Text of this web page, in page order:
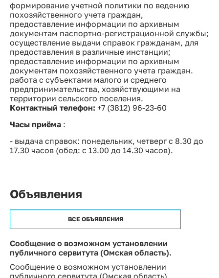
формирование учетной политики по ведению
похозяйственного учета граждан,
предоставление информации по архивным
документам паспортно-регистрационной службы;
осуществление выдачи справок гражданам, для
предоставления в различные инстанции;
предоставление информации по архивным
документам похозяйственного учета граждан.
работа с субъектами малого и среднего
предпринимательства, хозяйствующими на
территории сельского поселения.
Контактный телефон: +7 (3812) 96-23-60
Часы приёма :
- выдача справок: понедельник, четверг с 8.30 до
17.30 часов (обед: с 13.00 до 14.30 часов).
Объявления
ВСЕ ОБЪЯВЛЕНИЯ
Сообщение о возможном установлении
публичного сервитута (Омская область).
Сообщение о возможном установлении
публичного сервитута (Омская область).